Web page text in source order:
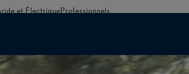
et ÉlectriqueProfessionnels